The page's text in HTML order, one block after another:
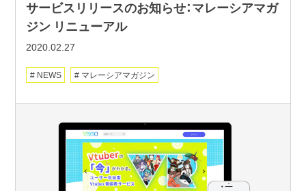
サービスリリースのお知らせ：マレーシアマガ
ジン リニューアル
2020.02.27
NEWS マレーシアマガジン